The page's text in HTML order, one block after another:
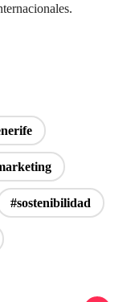
#sostenibilidad